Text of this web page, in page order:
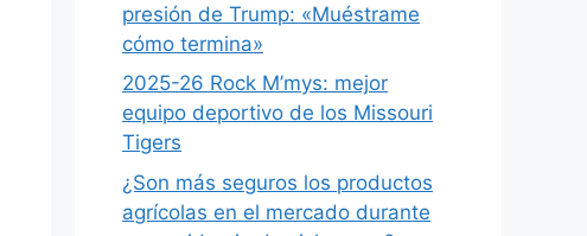
presión de Trump: «Muéstrame
cómo termina»
2025-26 Rock M’mys: mejor
equipo deportivo de los Missouri
Tigers
¿Son más seguros los productos
agrícolas en el mercado durante